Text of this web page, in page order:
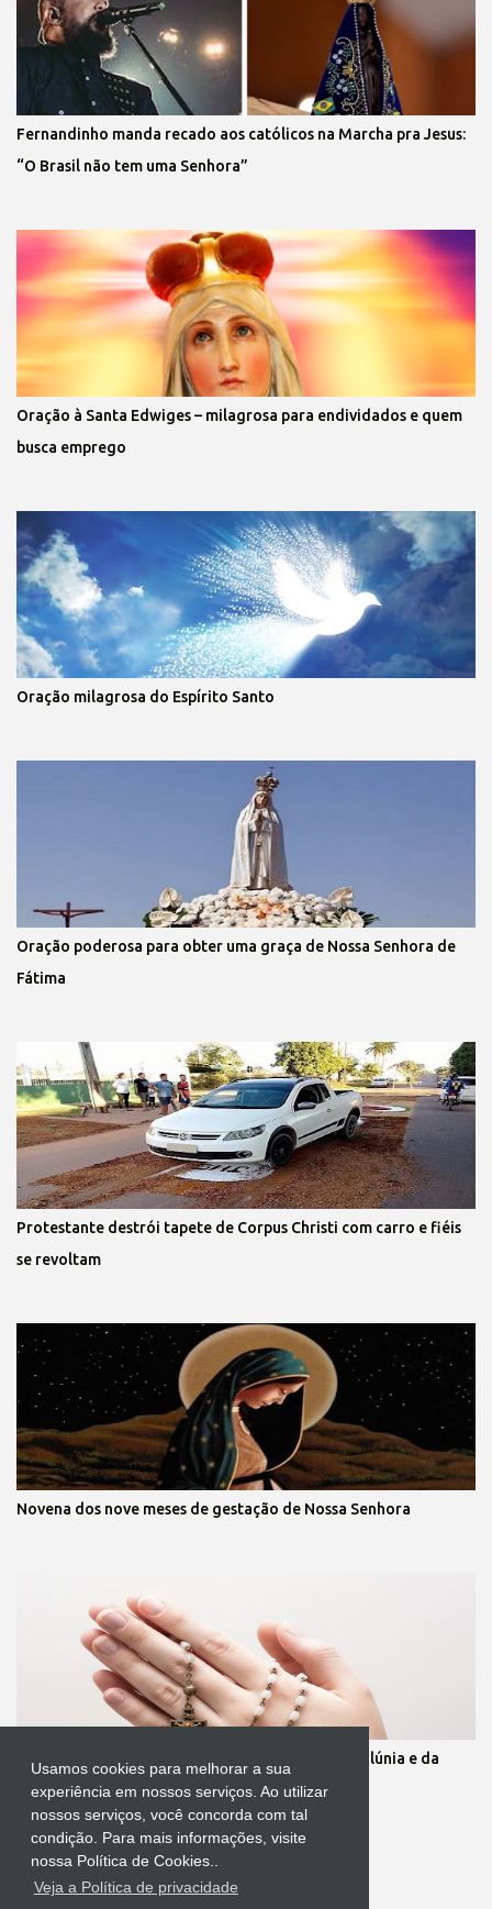
Usamos cookies para melhorar a sua
experiência em nossos serviços. Ao utilizar
nossos serviços, você concorda com tal
condição. Para mais informações, visite
nossa Política de Cookies..
Veja a Política de privacidade
Fernandinho manda recado aos católicos na Marcha pra Jesus:
“O Brasil não tem uma Senhora”
Oração à Santa Edwiges – milagrosa para endividados e quem
busca emprego
Oração milagrosa do Espírito Santo
Oração poderosa para obter uma graça de Nossa Senhora de
Fátima
Protestante destrói tapete de Corpus Christi com carro e fiéis
se revoltam
Novena dos nove meses de gestação de Nossa Senhora
Oração para quebrar as muralhas da inveja, da calúnia e da
mentira
Tecnologia do Blogger